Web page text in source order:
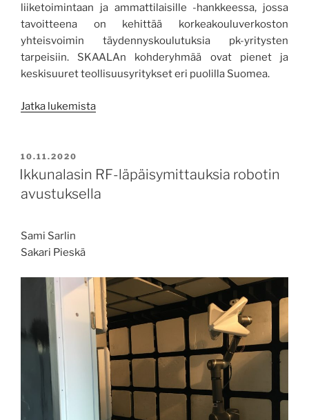
liiketoimintaan ja ammattilaisille -hankkeessa, jossa
tavoitteena on kehittää korkeakouluverkoston
yhteisvoimin täydennyskoulutuksia pk-yritysten
tarpeisiin. SKAALAn kohderyhmää ovat pienet ja
keskisuuret teollisuusyritykset eri puolilla Suomea.
Jatka lukemista”SKAALA
yrityksille”
JULKAISTU
10.11.2020
Ikkunalasin RF-läpäisymittauksia robotin
avustuksella
Sami Sarlin
Sakari Pieskä